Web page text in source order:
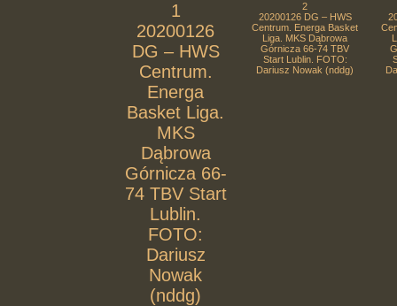
1
20200126
DG – HWS
Centrum.
Energa
Basket Liga.
MKS
Dąbrowa
Górnicza 66-
74 TBV Start
Lublin.
FOTO:
Dariusz
Nowak
(nddg)
2
20200126 DG – HWS
Centrum. Energa Basket
Liga. MKS Dąbrowa
Górnicza 66-74 TBV
Start Lublin. FOTO:
Dariusz Nowak (nddg)